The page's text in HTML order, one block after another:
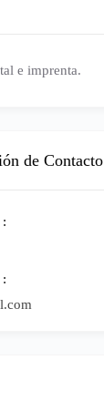
e imprenta.
de Contacto